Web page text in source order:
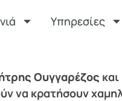
Υπηρεσίες
Ουγγαρέζος
να κρατήσουν